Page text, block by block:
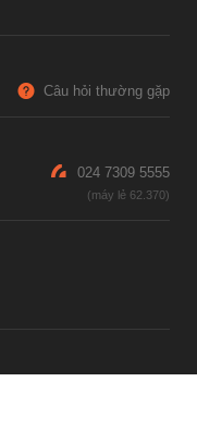
Câu hỏi thường gặp
024 7309 5555